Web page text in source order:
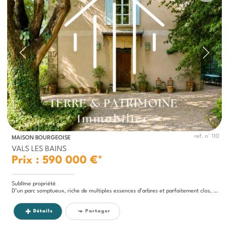
MAISON BOURGEOISE ref. n° 110
VALS LES BAINS
Prix : 590 000 €*
Sublîme propriété
D’un parc somptueux, riche de multiples essences d’arbres et parfaitement clos, cette propriété offre un cadre intime,...
Détails Partager